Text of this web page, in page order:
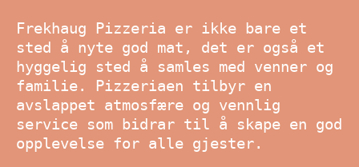
Frekhaug Pizzeria er ikke bare et
sted å nyte god mat, det er også et
hyggelig sted å samles med venner og
familie. Pizzeriaen tilbyr en
avslappet atmosfære og vennlig
service som bidrar til å skape en god
opplevelse for alle gjester.